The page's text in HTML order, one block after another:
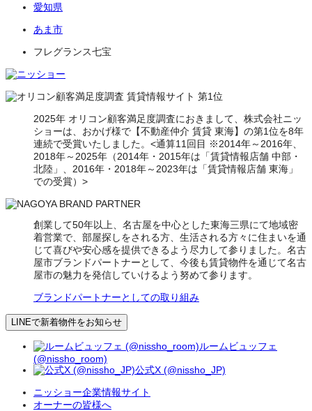
愛知県
あま市
フレグランス七宝
2025年 オリコン顧客満足度調査におきまして、株式会社ニッ
ショーは、おかげ様で【不動産仲介 賃貸 東海】の第1位を8年
連続で受賞いたしました。<通算11回目 ※2014年～2016年、
2018年～2025年（2014年・2015年は「賃貸情報店舗 中部・
北陸」、2016年・2018年～2023年は「賃貸情報店舗 東海」
での受賞）>
創業して50年以上、名古屋を中心とした東海三県にて地域密
着営業で、部屋探しをされる方、生活される方々に住まいを通
じて喜びや安心感を提供できるよう尽力して参りました。名古
屋市ブランドパートナーとして、今後も賃貸物件を通じて名古
屋市の魅力を発信していけるよう努めて参ります。
ブランドパートナーとしての取り組み
LINEで新着物件をお知らせ
ルームビュッフェ
(@nissho_room)
公式X (@nissho_JP)
ニッショー企業情報サイト
オーナーの皆様へ